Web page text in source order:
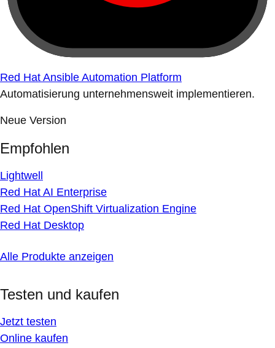
Red Hat Ansible Automation Platform
Automatisierung unternehmensweit implementieren.
Neue Version
Empfohlen
Lightwell
Red Hat AI Enterprise
Red Hat OpenShift Virtualization Engine
Red Hat Desktop
Alle Produkte anzeigen
Testen und kaufen
Jetzt testen
Online kaufen